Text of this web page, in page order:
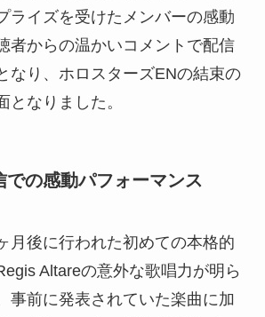
ライズを受けたメンバーの感動
者からの温かいコメントで配信
なり、ホロスターズENの結束の
となりました。
での感動パフォーマンス
月後に行われた初めての本格的
Altareの意外な歌唱力が明ら
事前に発表されていた楽曲に加